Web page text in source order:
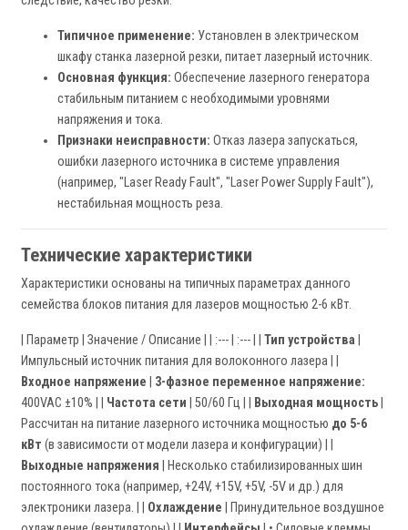
Типичное применение: Установлен в электрическом
шкафу станка лазерной резки, питает лазерный источник.
Основная функция: Обеспечение лазерного генератора
стабильным питанием с необходимыми уровнями
напряжения и тока.
Признаки неисправности: Отказ лазера запускаться,
ошибки лазерного источника в системе управления
(например, "Laser Ready Fault", "Laser Power Supply Fault"),
нестабильная мощность реза.
Технические характеристики
Характеристики основаны на типичных параметрах данного
семейства блоков питания для лазеров мощностью 2-6 кВт.
| Параметр | Значение / Описание | | :--- | :--- | | Тип устройства
Импульсный источник питания для волоконного лазера | |
Входное напряжение
3-фазное переменное напряжение:
400VAC ±10% | | Частота сети | 50/60 Гц | | Выходная мощность
Рассчитан на питание лазерного источника мощностью до 5-6
кВт (в зависимости от модели лазера и конфигурации) | |
Выходные напряжения | Несколько стабилизированных шин
постоянного тока (например, +24V, +15V, +5V, -5V и др.) для
электроники лазера. | | Охлаждение | Принудительное воздушное